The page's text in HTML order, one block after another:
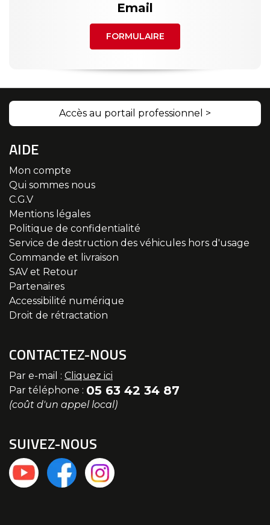
Email
FORMULAIRE
Accès au portail professionnel >
AIDE
Mon compte
Qui sommes nous
C.G.V
Mentions légales
Politique de confidentialité
Service de destruction des véhicules hors d'usage
Commande et livraison
SAV et Retour
Partenaires
Accessibilité numérique
Droit de rétractation
CONTACTEZ-NOUS
Par e-mail : Cliquez ici
Par téléphone : 05 63 42 34 87
(coût d'un appel local)
SUIVEZ-NOUS